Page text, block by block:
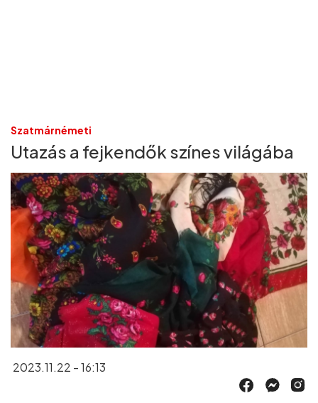
Szatmárnémeti
Utazás a fejkendők színes világába
2023.11.22 - 16:13